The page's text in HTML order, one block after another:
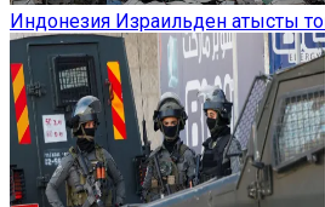
Индонезия Израильден атысты